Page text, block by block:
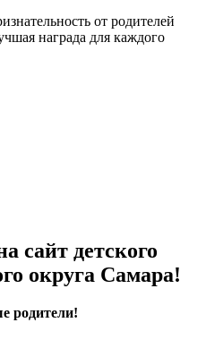
от родителей
награда для каждого
сайт детского
округа Самара!
родители!